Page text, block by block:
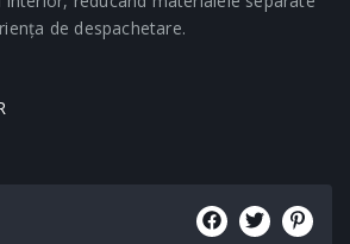
de despachetare.